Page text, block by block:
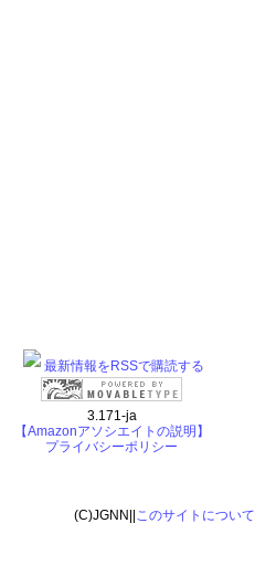
最新情報をRSSで購読する
3.171-ja
【Amazonアソシエイトの説明】
プライバシーポリシー
(C)JGNN|| このサイトについて